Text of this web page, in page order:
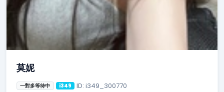
莫妮
一對多等待中 i349 ID: i349_300770